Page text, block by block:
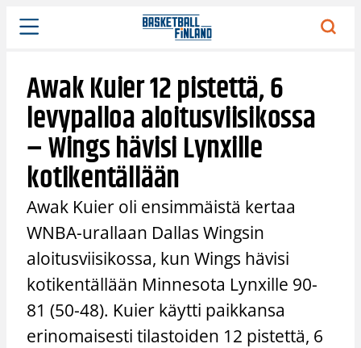
Siirry
sisältöön
Awak Kuier 12 pistettä, 6
levypalloa aloitusviisikossa
– Wings hävisi Lynxille
kotikentällään
Awak Kuier oli ensimmäistä kertaa
WNBA-urallaan Dallas Wingsin
aloitusviisikossa, kun Wings hävisi
kotikentällään Minnesota Lynxille 90-
81 (50-48). Kuier käytti paikkansa
erinomaisesti tilastoiden 12 pistettä, 6